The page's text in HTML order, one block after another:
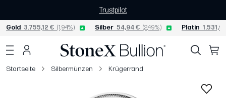
Trustpilot
Gold 3.755,12 € (1,94%) Silber 54,94 € (2,49%) Platin
Startseite Silbermünzen Krügerrand